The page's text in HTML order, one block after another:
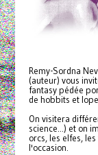
Remy-Sordna
(auteur) vous
fantasy pédée
de hobbits et
On visitera
science...) et on
orcs, les elfes,
l'occasion.